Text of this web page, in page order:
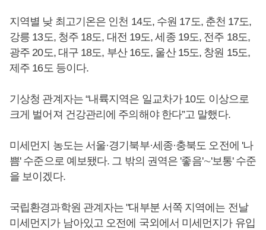
지역별 낮 최고기온은 인천 14도, 수원 17도, 춘천 17도,
강릉 13도, 청주 18도, 대전 19도, 세종 19도, 전주 18도,
광주 20도, 대구 18도, 부산 16도, 울산 15도, 창원 15도,
제주 16도 등이다.
기상청 관계자는 “내륙지역은 일교차가 10도 이상으로
크게 벌어져 건강관리에 주의해야 한다”고 말했다.
미세먼지 농도는 서울·경기북부·세종·충북도 오전에 '나
쁨' 수준으로 예보됐다. 그 밖의 권역은 '좋음'∼'보통' 수준
을 보이겠다.
국립환경과학원 관계자는 "대부분 서쪽 지역에는 전날
미세먼지가 남아있고 오전에 국외에서 미세먼지가 유입